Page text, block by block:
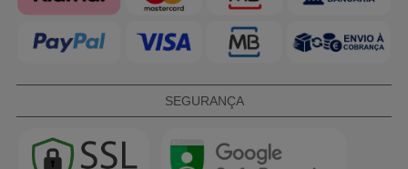
SEGURANÇA